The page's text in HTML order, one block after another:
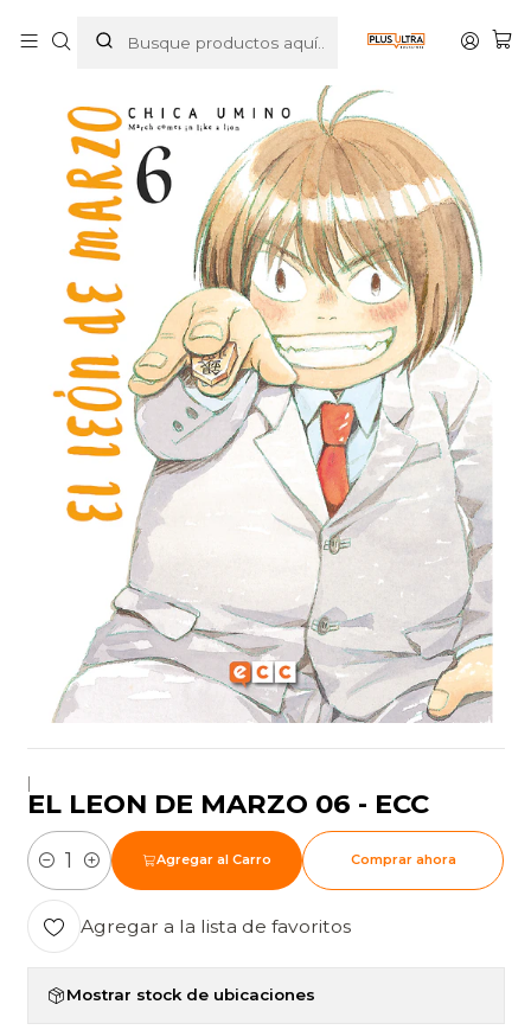
|
EL LEON DE MARZO 06 - ECC
Cantidad
Agregar al Carro Comprar ahora
Agregar a la lista de favoritos
Mostrar stock de ubicaciones